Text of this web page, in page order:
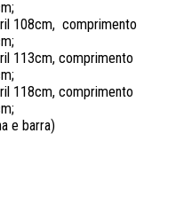
108cm, comprimento
113cm, comprimento
118cm, comprimento
e barra)